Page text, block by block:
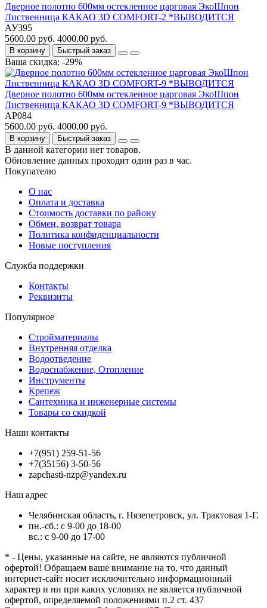
Дверное полотно 600мм остекленное царговая ЭкоШпон
Лиственница КАКАО 3D COMFORT-2 *ВЫВОДИТСЯ
АУ395
5600.00 руб. 4000.00 руб.
В корзину Быстрый заказ
Ваша скидка: -29%
Дверное полотно 600мм остекленное царговая ЭкоШпон
Лиственница КАКАО 3D COMFORT-9 *ВЫВОДИТСЯ
АР084
5600.00 руб. 4000.00 руб.
В корзину Быстрый заказ
В данной категории нет товаров.
Обновление данных проходит один раз в час.
Покупателю
О нас
Оплата и доставка
Стоимость доставки по району
Обмен, возврат товара
Политика конфиденциальности
Новые поступления
Служба поддержки
Контакты
Реквизиты
Популярное
Стройматериалы
Внутренняя отделка
Водоотведение
Водоснабжение, Отопление
Инструменты
Крепеж
Сантехника и инженерные системы
Товары со скидкой
Наши контакты
+7(951) 259-51-56
+7(35156) 3-50-56
zapchasti-nzp@yandex.ru
Наш адрес
Челябинская область, г. Нязепетровск, ул. Трактовая 1-Г.
пн.-сб.: с 9-00 до 18-00
вс.: с 9-00 до 17-00
* - Цены, указанные на сайте, не являются публичной
офертой! Обращаем ваше внимание на то, что данный
интернет-сайт носит исключительно информационный
характер и ни при каких условиях не является публичной
офертой, определяемой положениями п.2 ст. 437